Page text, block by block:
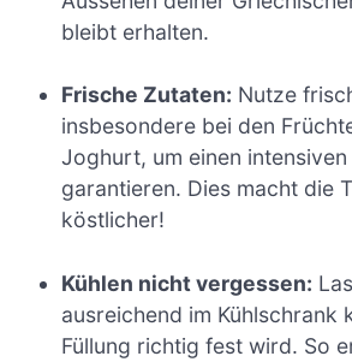
bleibt erhalten.
Frische Zutaten: Nutze
insbesondere bei den
Joghurt, um einen
garantieren. Dies macht die
köstlicher!
Kühlen nicht vergessen:
ausreichend im Kühlschrank
Füllung richtig fest wird. So